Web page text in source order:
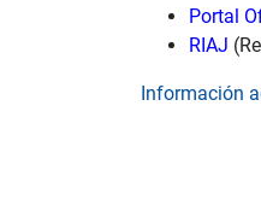
Portal
RIAJ
Información